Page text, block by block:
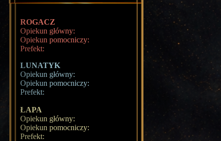
ROGACZ
Opiekun główny:
Opiekun pomocniczy:
Prefekt:
LUNATYK
Opiekun główny:
Opiekun pomocniczy:
Prefekt:
ŁAPA
Opiekun główny:
Opiekun pomocniczy:
Prefekt: